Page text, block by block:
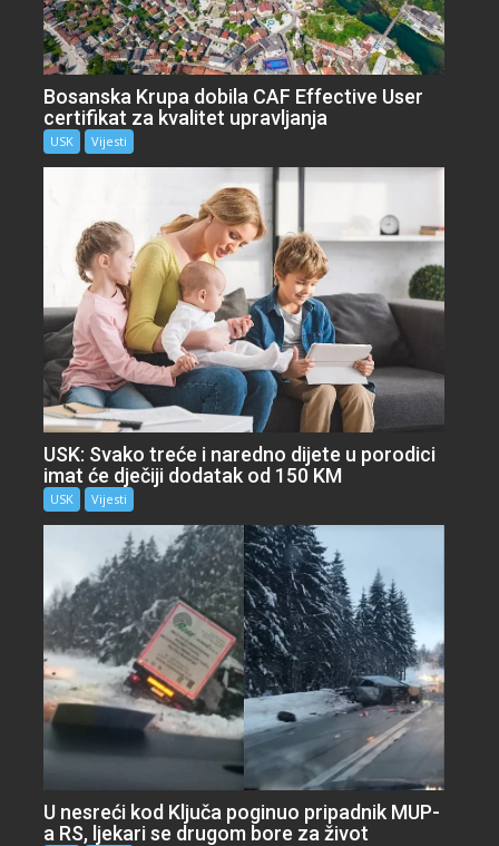
Bosanska Krupa dobila CAF Effective User
certifikat za kvalitet upravljanja
USK Vijesti
USK: Svako treće i naredno dijete u porodici
imat će dječiji dodatak od 150 KM
USK Vijesti
U nesreći kod Ključa poginuo pripadnik MUP-
a RS, ljekari se drugom bore za život